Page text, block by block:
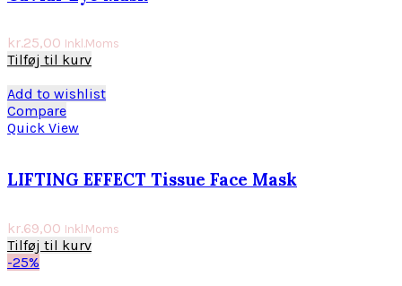
kr.25,00 Inkl.Moms
Tilføj til kurv
Add to wishlist
Compare
Quick View
LIFTING EFFECT Tissue Face Mask
kr.69,00 Inkl.Moms
Tilføj til kurv
-25%